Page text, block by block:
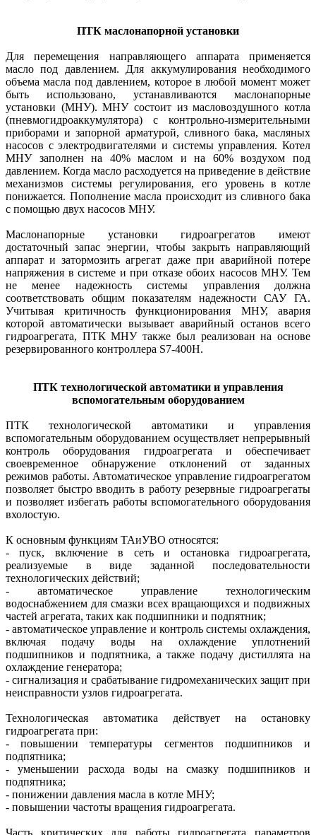
ПТК маслонапорной установки
Для перемещения направляющего аппарата применяется
масло под давлением. Для аккумулирования необходимого
объема масла под давлением, которое в любой момент может
быть использовано, устанавливаются маслонапорные
установки (МНУ). МНУ состоит из масловоздушного котла
(пневмогидроаккумулятора) с контрольно-измерительными
приборами и запорной арматурой, сливного бака, масляных
насосов с электродвигателями и системы управления. Котел
МНУ заполнен на 40% маслом и на 60% воздухом под
давлением. Когда масло расходуется на приведение в действие
механизмов сис­темы регулирования, его уровень в котле
понижается. Пополнение масла происходит из сливного бака
с помощью двух насосов МНУ.
Маслонапорные установки гидроагрегатов имеют
достаточный запас энергии, чтобы закрыть направляющий
аппарат и затормозить агрегат даже при аварийной потере
напряжения в системе и при отказе обоих насосов МНУ. Тем
не менее надежность системы управления должна
соответствовать общим показателям надежности САУ ГА.
Учитывая критичность функционирования МНУ, авария
которой автоматически вызывает аварийный останов всего
гидроагрегата, ПТК МНУ также был реализован на основе
резервированного контроллера S7-400H.
ПТК технологической автоматики и управления
вспомогательным оборудованием
ПТК технологической автоматики и управления
вспомогательным оборудованием осуществляет непрерывный
контроль оборудования ­гидроагрегата и обеспечивает
своевременное обнаружение отклонений от заданных
режимов работы. Автоматическое управление гидроагрегатом
позволяет быстро вводить в работу резервные гидроагрегаты
и позволяет избегать работы вспомогательного оборудования
вхолостую.
К основным функциям ­ТАиУВО относятся:
- пуск, включение в сеть и остановка гидроагрегата,
реализуемые в виде заданной последовательности
технологических действий;
- автоматическое управление технологическим
водоснабжением для смазки всех вращающихся и подвижных
частей агрегата, таких как подшипники и подпятник;
- автоматическое управление и контроль системы охлаждения,
включая подачу воды на охлаждение уплотнений
подшипников и подпятника, а также подачу дистиллята на
охлаждение генератора;
- сигнализация и срабатывание гидромеханических защит при
не­исп­равности узлов гидроагрегата.
Технологическая автоматика действует на остановку
гидроагрегата при:
- повышении температуры сегментов подшипников и
подпятника;
- уменьшении расхода воды на смазку подшипников и
подпятника;
- понижении давления масла в котле МНУ;
- повышении частоты вращения гидроагрегата.